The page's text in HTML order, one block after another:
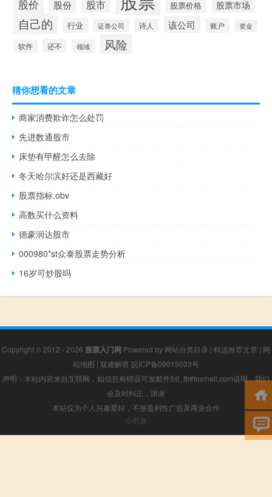
股价 股份 股市 股票价格 股票市场
自己的 行业 证券公司 诗人 该公司 账户 资金
软件 还不 领域 风险
猜你想看的文章
商家消费欺诈怎么处罚
先进数通股市
床垫有甲醛怎么去除
冬天哈尔滨好还是西藏好
股票指标.obv
高数买什么资料
德豪润达股市
000980*st众泰股票走势分析
16岁可炒股吗
Copyright © 2012 - 2026 股票入门网 Powered by 网站分类目录 | 精选推荐文章 | 网
站地图 | 疑难解答 皖ICP备09015033号
声明：本站内容来自互联网，如信息有错误可发邮件到f_fb#foxmail.com说明，我们
会及时纠正，谢谢
本站仅为个人兴趣爱好，不接盈利性广告及商业合作
小男孩